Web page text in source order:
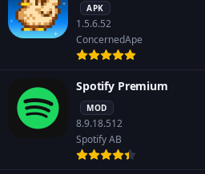
APK
1.5.6.52
ConcernedApe
Spotify Premium
MOD
8.9.18.512
Spotify AB